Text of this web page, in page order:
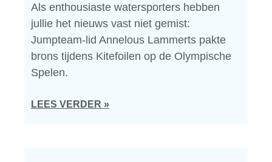
Als enthousiaste watersporters hebben
jullie het nieuws vast niet gemist:
Jumpteam-lid Annelous Lammerts pakte
brons tijdens Kitefoilen op de Olympische
Spelen.
LEES VERDER »